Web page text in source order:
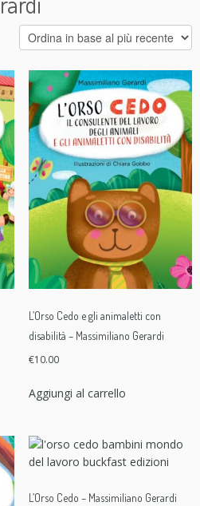
L’Orso Cedo e gli animaletti con
disabilità – Massimiliano Gerardi
€10.00
Aggiungi al carrello
L’Orso Cedo – Massimiliano Gerardi